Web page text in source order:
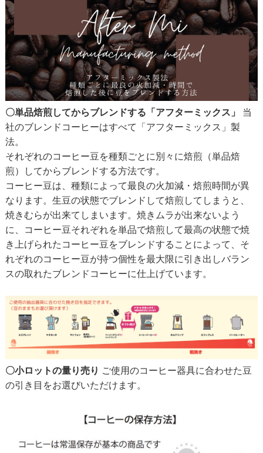
〇単品焙煎してからブレンドする「アフターミックス」
当
社のブレンドコーヒーはすべて「アフターミックス」製
法。
それぞれのコーヒー豆を種類ごとに別々に焙煎（単品焙
煎）してからブレンドする方法です。
コーヒー豆は、種類によって最良の火加減・焙煎時間が異
なります。生豆の状態でブレンドして焙煎してしまうと、
焼きむらが出来てしまいます。焼きムラが出来ないよう
に、コーヒー豆それぞれを単品で焙煎して最高の状態で焼
き上げられたコーヒー豆をブレンドすることによって、そ
れぞれのコーヒー豆が持つ個性を最大限に引き出しバラン
スの取れたブレンドコーヒーに仕上げています。
〇小ロットの量り売り ご使用のコーヒー器具に合わせた豆
の引き目をお選びいただけます。